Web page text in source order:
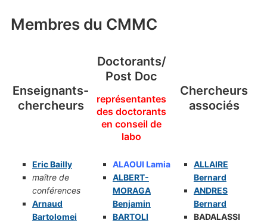
Membres du CMMC
Enseignants-
chercheurs
Doctorants/
Post Doc
représentantes
des doctorants
en conseil de
labo
Chercheurs
associés
Eric Bailly
maître de
conférences
Arnaud
Bartolomei
ALAOUI Lamia
ALBERT-
MORAGA
Benjamin
BARTOLI
ALLAIRE
Bernard
ANDRES
Bernard
BADALASSI